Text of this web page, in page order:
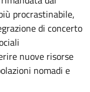
procrastinabile,
di concerto
nuove risorse
nomadi e